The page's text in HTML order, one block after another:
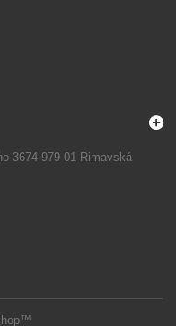
3674 979 01 Rimavská